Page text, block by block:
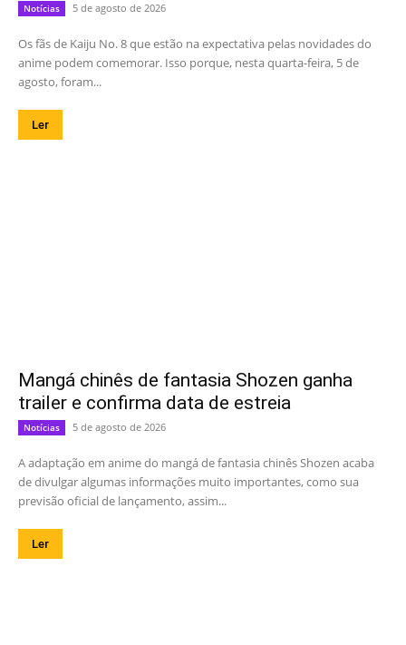
Notícias 5 de agosto de 2026
Os fãs de Kaiju No. 8 que estão na expectativa pelas novidades do
anime podem comemorar. Isso porque, nesta quarta-feira, 5 de
agosto, foram...
Ler
Mangá chinês de fantasia Shozen ganha
trailer e confirma data de estreia
Notícias 5 de agosto de 2026
A adaptação em anime do mangá de fantasia chinês Shozen acaba
de divulgar algumas informações muito importantes, como sua
previsão oficial de lançamento, assim...
Ler